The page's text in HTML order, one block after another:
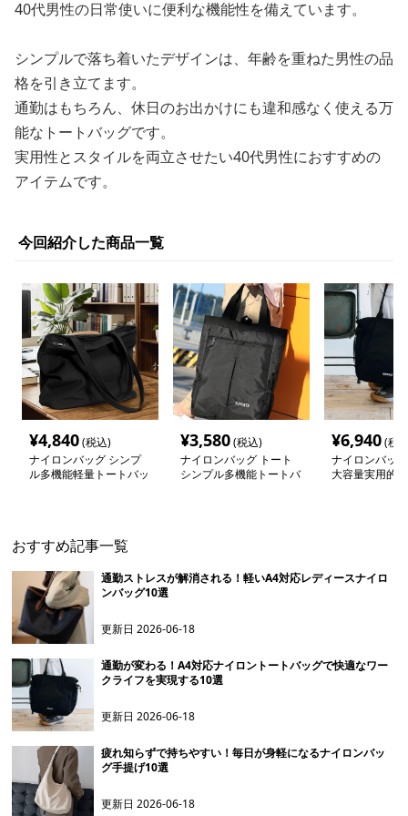
40代男性の日常使いに便利な機能性を備えています。
シンプルで落ち着いたデザインは、年齢を重ねた男性の品
格を引き立てます。
通勤はもちろん、休日のお出かけにも違和感なく使える万
能なトートバッグです。
実用性とスタイルを両立させたい40代男性におすすめの
アイテムです。
今回紹介した商品一覧
¥4,840(税込)
ナイロンバッグ シンプ
ル多機能軽量トートバッ
¥3,580(税込)
ナイロンバッグ トート
シンプル多機能トートバ
¥6,940(税
ナイロンバッ
大容量実用的
おすすめ記事一覧
通勤ストレスが解消される！軽いA4対応レディースナイロ
ンバッグ10選
更新日2026-06-18
通勤が変わる！A4対応ナイロントートバッグで快適なワー
クライフを実現する10選
更新日2026-06-18
疲れ知らずで持ちやすい！毎日が身軽になるナイロンバッ
グ手提げ10選
更新日2026-06-18